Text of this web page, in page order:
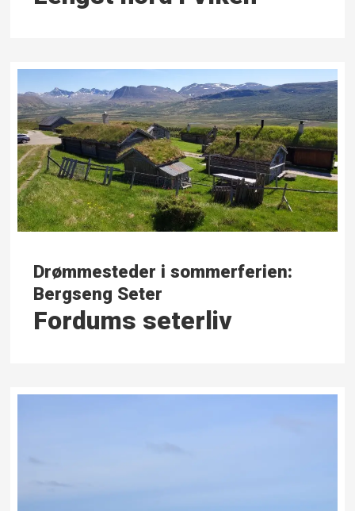
Drømmesteder i sommerferien:
Bergseng Seter
Fordums seterliv